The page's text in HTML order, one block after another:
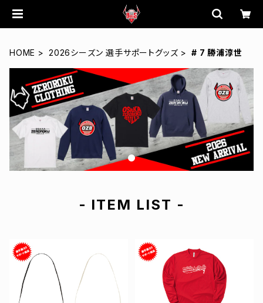
HOME 2026シーズン 選手サポートグッズ # 7 勝浦淳世
- ITEM LIST -